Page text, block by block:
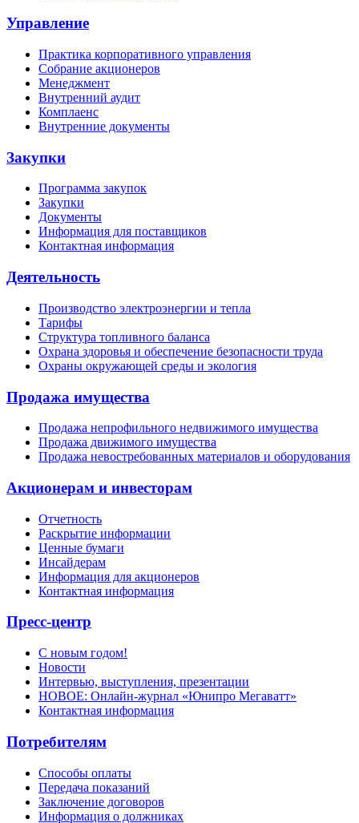
Управление
Практика корпоративного управления
Собрание акционеров
Менеджмент
Внутренний аудит
Комплаенс
Внутренние документы
Закупки
Программа закупок
Закупки
Документы
Информация для поставщиков
Контактная информация
Деятельность
Производство электроэнергии и тепла
Тарифы
Структура топливного баланса
Охрана здоровья и обеспечение безопасности труда
Охраны окружающей среды и экология
Продажа имущества
Продажа непрофильного недвижимого имущества
Продажа движимого имущества
Продажа невостребованных материалов и оборудования
Акционерам и инвесторам
Отчетность
Раскрытие информации
Ценные бумаги
Инсайдерам
Информация для акционеров
Контактная информация
Пресс-центр
С новым годом!
Новости
Интервью, выступления, презентации
НОВОЕ: Онлайн-журнал «Юнипро Мегаватт»
Контактная информация
Потребителям
Способы оплаты
Передача показаний
Заключение договоров
Информация о должниках